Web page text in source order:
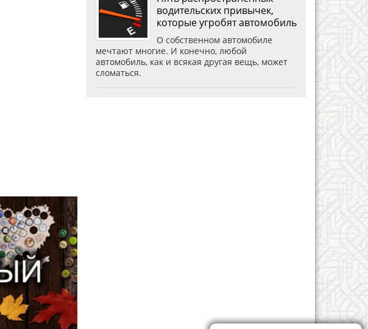
водительских привычек,
которые угробят автомобиль
О собственном автомобиле
мечтают многие. И конечно, любой
автомобиль, как и всякая другая вещь, может
сломаться.